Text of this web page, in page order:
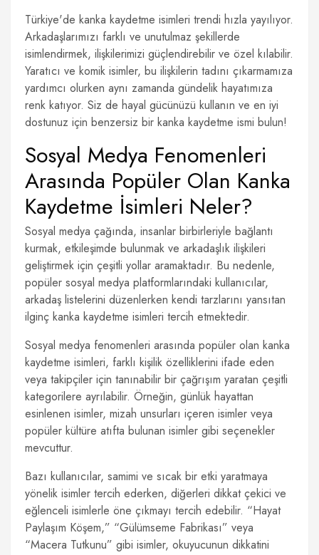
Türkiye'de kanka kaydetme isimleri trendi hızla yayılıyor.
Arkadaşlarımızı farklı ve unutulmaz şekillerde
isimlendirmek, ilişkilerimizi güçlendirebilir ve özel kılabilir.
Yaratıcı ve komik isimler, bu ilişkilerin tadını çıkarmamıza
yardımcı olurken aynı zamanda gündelik hayatımıza
renk katıyor. Siz de hayal gücünüzü kullanın ve en iyi
dostunuz için benzersiz bir kanka kaydetme ismi bulun!
Sosyal Medya Fenomenleri
Arasında Popüler Olan Kanka
Kaydetme İsimleri Neler?
Sosyal medya çağında, insanlar birbirleriyle bağlantı
kurmak, etkileşimde bulunmak ve arkadaşlık ilişkileri
geliştirmek için çeşitli yollar aramaktadır. Bu nedenle,
popüler sosyal medya platformlarındaki kullanıcılar,
arkadaş listelerini düzenlerken kendi tarzlarını yansıtan
ilginç kanka kaydetme isimleri tercih etmektedir.
Sosyal medya fenomenleri arasında popüler olan kanka
kaydetme isimleri, farklı kişilik özelliklerini ifade eden
veya takipçiler için tanınabilir bir çağrışım yaratan çeşitli
kategorilere ayrılabilir. Örneğin, günlük hayattan
esinlenen isimler, mizah unsurları içeren isimler veya
popüler kültüre atıfta bulunan isimler gibi seçenekler
mevcuttur.
Bazı kullanıcılar, samimi ve sıcak bir etki yaratmaya
yönelik isimler tercih ederken, diğerleri dikkat çekici ve
eğlenceli isimlerle öne çıkmayı tercih edebilir. “Hayat
Paylaşım Köşem,” “Gülümseme Fabrikası” veya
“Macera Tutkunu” gibi isimler, okuyucunun dikkatini